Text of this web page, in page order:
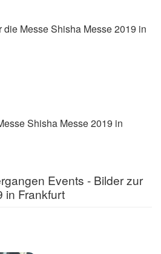
Messe Shisha Messe 2019 in
Shisha Messe 2019 in
Events - Bilder zur
in Frankfurt